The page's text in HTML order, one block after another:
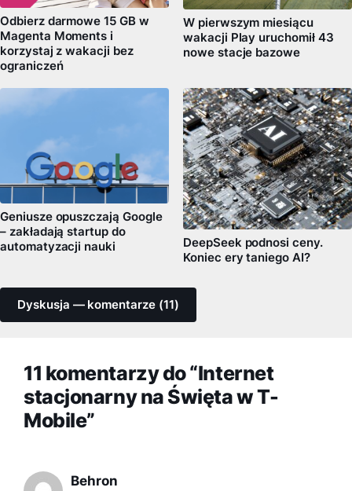
Odbierz darmowe 15 GB w
Magenta Moments i
korzystaj z wakacji bez
ograniczeń
W pierwszym miesiącu
wakacji Play uruchomił 43
nowe stacje bazowe
Geniusze opuszczają Google
– zakładają startup do
automatyzacji nauki
DeepSeek podnosi ceny.
Koniec ery taniego AI?
Dyskusja — komentarze (11)
11 komentarzy do “Internet
stacjonarny na Święta w T-
Mobile”
Behron